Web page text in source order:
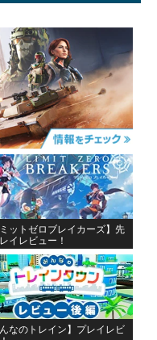
ミットゼロブレイカーズ】先
イレビュー！
んなのトレイン】プレイレビ